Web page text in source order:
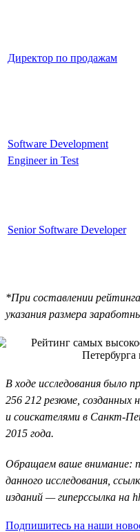
Директор по продажам
Software Development
Engineer in Test
Senior Software Developer
*При составлении
указания размера
В ходе исследования было
256 212 резюме,
и соискателями в Санкт-
2015 года.
Обращаем ваше внимание:
данного исследования,
изданий — гиперссылка на
Подпишитесь на наши